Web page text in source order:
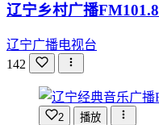
辽宁乡村广播FM101.8
辽宁广播电视台
142
2 播放